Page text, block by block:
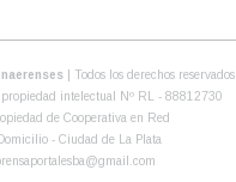
| Todos los derechos reservados
propiedad intelectual Nº RL - 88812730
de Cooperativa en Red
- Ciudad de La Plata